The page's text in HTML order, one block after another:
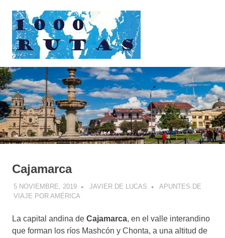
contenido
sobre
dos
ruedas
Cajamarca
5 NOVIEMBRE, 2019 JAVIER DE LUCAS
APUNTES DE
VIAJE POR AMÉRICA
La capital andina de Cajamarca, en el valle interandino
que forman los ríos Mashcón y Chonta, a una altitud de